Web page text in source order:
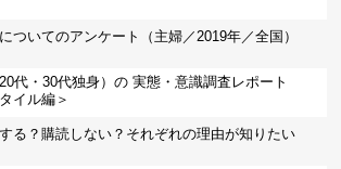
ついてのアンケート（主婦／2019年／全国）
代・30代独身）の 実態・意識調査レポート
イル編＞
る？購読しない？それぞれの理由が知りたい